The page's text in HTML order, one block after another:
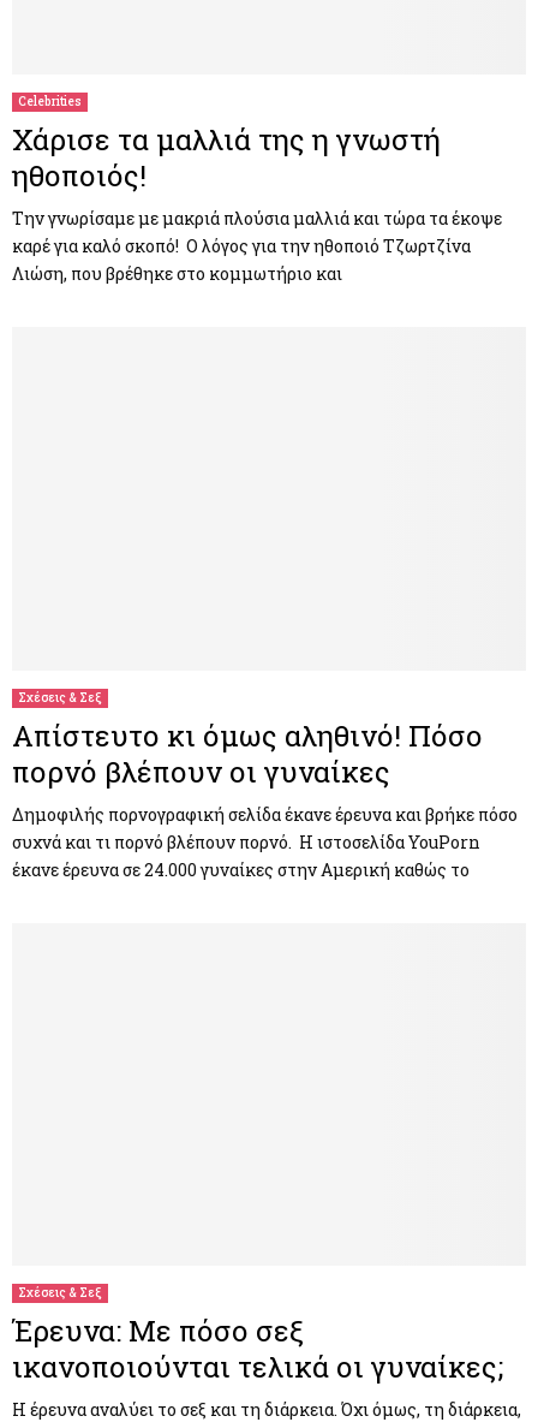
Celebrities
Χάρισε τα μαλλιά της η γνωστή
ηθοποιός!
Την γνωρίσαμε με μακριά πλούσια μαλλιά και τώρα τα έκοψε
καρέ για καλό σκοπό! Ο λόγος για την ηθοποιό Τζωρτζίνα
Λιώση, που βρέθηκε στο κομμωτήριο και
Σχέσεις & Σεξ
Απίστευτο κι όμως αληθινό! Πόσο
πορνό βλέπουν οι γυναίκες
Δημοφιλής πορνογραφική σελίδα έκανε έρευνα και βρήκε πόσο
συχνά και τι πορνό βλέπουν πορνό. Η ιστοσελίδα YouPorn
έκανε έρευνα σε 24.000 γυναίκες στην Αμερική καθώς το
Σχέσεις & Σεξ
Έρευνα: Με πόσο σεξ
ικανοποιούνται τελικά οι γυναίκες;
Η έρευνα αναλύει το σεξ και τη διάρκεια. Όχι όμως, τη διάρκεια,